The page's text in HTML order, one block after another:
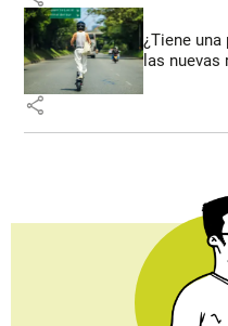
¿Tiene
las
share